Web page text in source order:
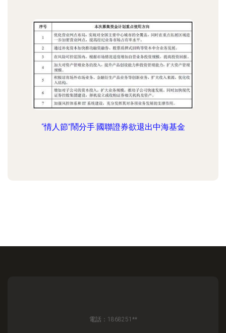
“情人節”鬧分手:國聯證券欲退出中海基金
電話：1868251**